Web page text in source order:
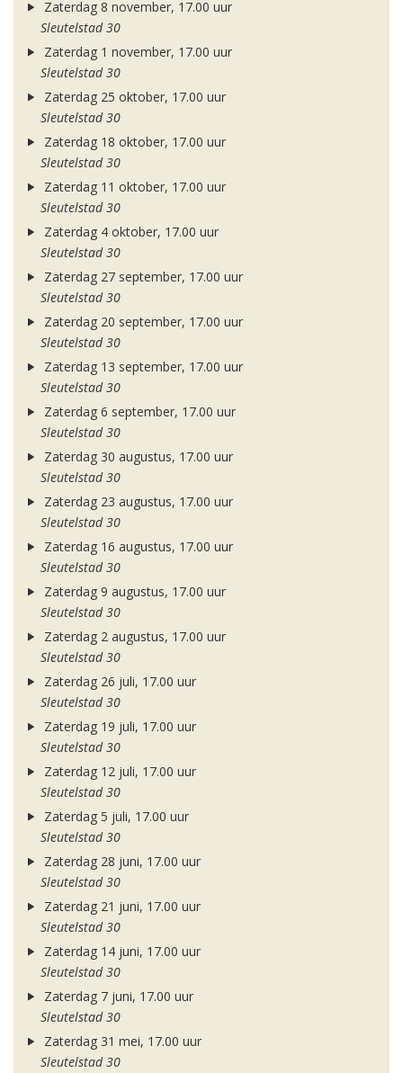
Zaterdag 8 november, 17.00 uur
Sleutelstad 30
Zaterdag 1 november, 17.00 uur
Sleutelstad 30
Zaterdag 25 oktober, 17.00 uur
Sleutelstad 30
Zaterdag 18 oktober, 17.00 uur
Sleutelstad 30
Zaterdag 11 oktober, 17.00 uur
Sleutelstad 30
Zaterdag 4 oktober, 17.00 uur
Sleutelstad 30
Zaterdag 27 september, 17.00 uur
Sleutelstad 30
Zaterdag 20 september, 17.00 uur
Sleutelstad 30
Zaterdag 13 september, 17.00 uur
Sleutelstad 30
Zaterdag 6 september, 17.00 uur
Sleutelstad 30
Zaterdag 30 augustus, 17.00 uur
Sleutelstad 30
Zaterdag 23 augustus, 17.00 uur
Sleutelstad 30
Zaterdag 16 augustus, 17.00 uur
Sleutelstad 30
Zaterdag 9 augustus, 17.00 uur
Sleutelstad 30
Zaterdag 2 augustus, 17.00 uur
Sleutelstad 30
Zaterdag 26 juli, 17.00 uur
Sleutelstad 30
Zaterdag 19 juli, 17.00 uur
Sleutelstad 30
Zaterdag 12 juli, 17.00 uur
Sleutelstad 30
Zaterdag 5 juli, 17.00 uur
Sleutelstad 30
Zaterdag 28 juni, 17.00 uur
Sleutelstad 30
Zaterdag 21 juni, 17.00 uur
Sleutelstad 30
Zaterdag 14 juni, 17.00 uur
Sleutelstad 30
Zaterdag 7 juni, 17.00 uur
Sleutelstad 30
Zaterdag 31 mei, 17.00 uur
Sleutelstad 30